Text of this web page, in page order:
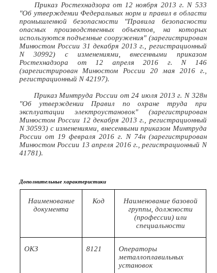
Приказ Ростехнадзора от 12 ноября 2013 г. N 533
"Об утверждении Федеральных норм и правил в области
промышленной безопасности "Правила безопасности
опасных производственных объектов, на которых
используются подъемные сооружения" (зарегистрирован
Минюстом России 31 декабря 2013 г., регистрационный
N 30992) с изменениями, внесенными приказом
Ростехнадзора от 12 апреля 2016 г. N 146
(зарегистрирован Минюстом России 20 мая 2016 г.,
регистрационный N 42197).
Приказ Минтруда России от 24 июля 2013 г. N 328н
"Об утверждении Правил по охране труда при
эксплуатации электроустановок" (зарегистрирован
Минюстом России 12 декабря 2013 г., регистрационный
N 30593) с изменениями, внесенными приказом Минтруда
России от 19 февраля 2016 г. N 74н (зарегистрирован
Минюстом России 13 апреля 2016 г., регистрационный N
41781).
Дополнительные характеристики
Наименование
документа
Код
Наименование базовой
группы, должности
(профессии) или
специальности
ОКЗ 8121
Операторы
металлоплавильных
установок